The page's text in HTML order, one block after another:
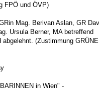
FPÖ und ÖVP)
Mag. Berivan Aslan, GR
Ursula Berner, MA betreffend
(Zustimmung GRÜNE,
in Wien" -